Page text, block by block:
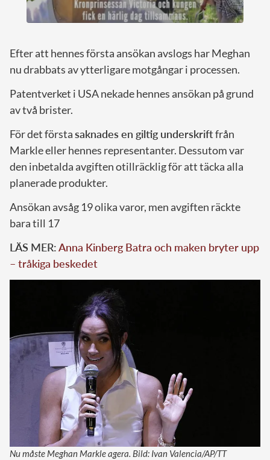
Efter att hennes första ansökan avslogs har Meghan
nu drabbats av ytterligare motgångar i processen.
Patentverket i USA nekade hennes ansökan på grund
av två brister.
För det förstasaknades en giltig underskriftfrån
Markle eller hennes representanter. Dessutom var
den inbetalda avgiften otillräcklig för att täcka alla
planerade produkter.
Ansökan avsåg 19 olika varor, men avgiften räckte
bara till 17
LÄS MER:Anna Kinberg Batra och maken bryter upp
– tråkiga beskedet
Nu måste Meghan Markle agera. Bild: Ivan Valencia/AP/TT